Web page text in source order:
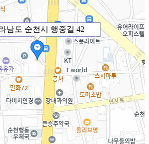
남도 순천시 행중길 42